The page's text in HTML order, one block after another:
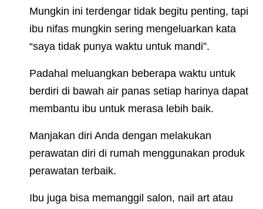
Mungkin ini terdengar tidak begitu penting, tapi
ibu nifas mungkin sering mengeluarkan kata
“saya tidak punya waktu untuk mandi”.
Padahal meluangkan beberapa waktu untuk
berdiri di bawah air panas setiap harinya dapat
membantu ibu untuk merasa lebih baik.
Manjakan diri Anda dengan melakukan
perawatan diri di rumah menggunakan produk
perawatan terbaik.
Ibu juga bisa memanggil salon, nail art atau